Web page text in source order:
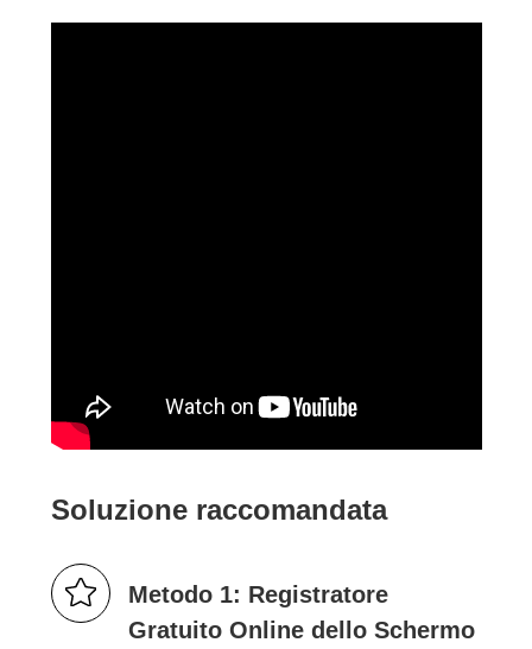
Soluzione raccomandata
Metodo 1: Registratore
Gratuito Online dello Schermo